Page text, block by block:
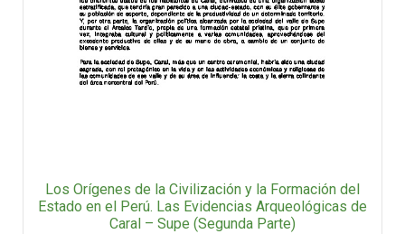
Los Orígenes de la Civilización y la Formación del
Estado en el Perú. Las Evidencias Arqueológicas de
Caral – Supe (Segunda Parte)